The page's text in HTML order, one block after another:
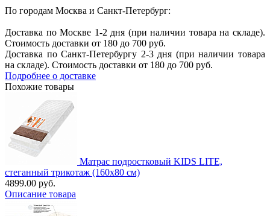
По городам Москва и Санкт-Петербург:
Доставка по Москве 1-2 дня (при наличии товара на складе).
Стоимость доставки от 180 до 700 руб.
Доставка по Санкт-Петербургу 2-3 дня (при наличии товара
на складе). Стоимость доставки от 180 до 700 руб.
Подробнее о доставке
Похожие товары
Матрас подростковый KIDS LITE,
стеганный трикотаж (160х80 см)
4899.00 руб.
Описание товара